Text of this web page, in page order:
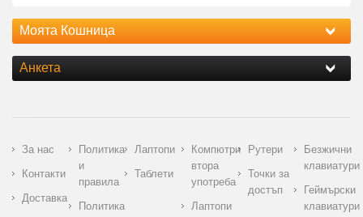
Моята Кошница
Анкета
За нас
Контакти
Доставка
Политика
и
правила
Политика
Лаптопи
Таблети
Компютри
втора
употреба
Лаптопи
Рутери
Точки за
достъп
Безжични
клавиатури
Геймърски
клавиатури